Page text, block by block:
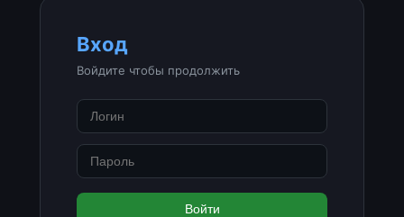
Вход
Войдите чтобы продолжить
Войти